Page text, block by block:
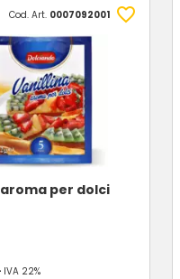
Cod. Art. 0007092001
per dolci
IVA 22%